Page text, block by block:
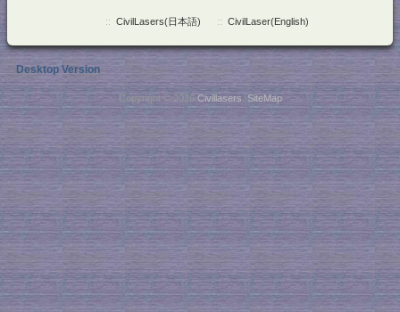
:: CivilLasers(日本語) :: CivilLaser(English)
Desktop Version
Copyright © 2026 Civillasers SiteMap